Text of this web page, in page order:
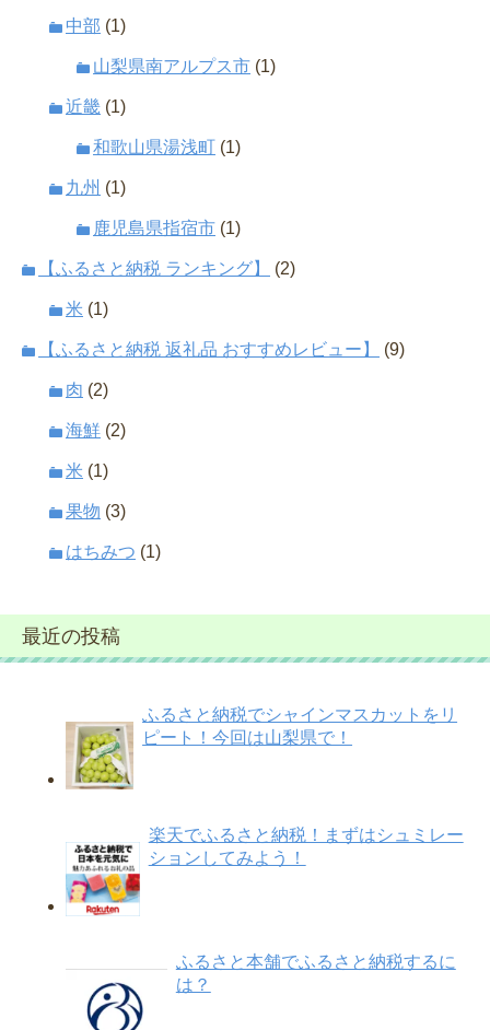
中部 (1)
山梨県南アルプス市 (1)
近畿 (1)
和歌山県湯浅町 (1)
九州 (1)
鹿児島県指宿市 (1)
【ふるさと納税 ランキング】 (2)
米 (1)
【ふるさと納税 返礼品 おすすめレビュー】 (9)
肉 (2)
海鮮 (2)
米 (1)
果物 (3)
はちみつ (1)
最近の投稿
ふるさと納税でシャインマスカットをリ
ピート！今回は山梨県で！
楽天でふるさと納税！まずはシュミレー
ションしてみよう！
ふるさと本舗でふるさと納税するに
は？